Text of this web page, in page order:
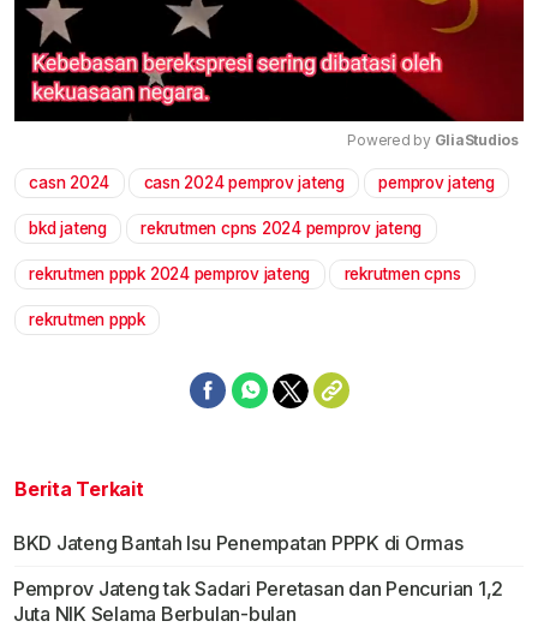
Mute
Powered by GliaStudios
casn 2024 casn 2024 pemprov jateng pemprov jateng
bkd jateng rekrutmen cpns 2024 pemprov jateng
rekrutmen pppk 2024 pemprov jateng rekrutmen cpns
rekrutmen pppk
Berita Terkait
BKD Jateng Bantah Isu Penempatan PPPK di Ormas
Pemprov Jateng tak Sadari Peretasan dan Pencurian 1,2
Juta NIK Selama Berbulan-bulan